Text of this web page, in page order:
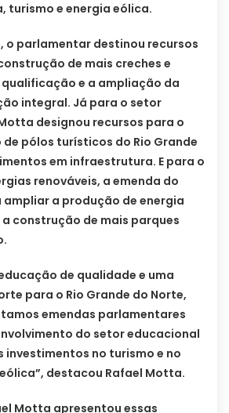
turismo e energia eólica.
o parlamentar destinou recursos
de mais creches e
e a ampliação da
integral. Já para o setor
designou recursos para o
pólos turísticos do Rio Grande
em infraestrutura. E para o
renováveis, a emenda do
a produção de energia
a construção de mais parques
de qualidade e uma
para o Rio Grande do Norte,
emendas parlamentares
do setor educacional
investimentos no turismo e no
destacou Rafael Motta.
Motta apresentou essas